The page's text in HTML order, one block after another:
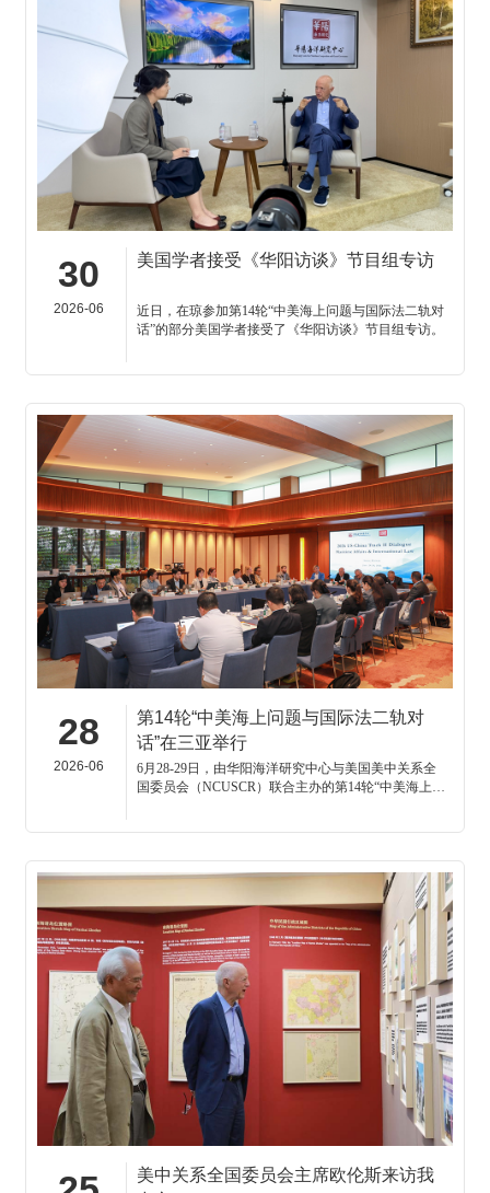
30
2026-06
美国学者接受《华阳访谈》节目组专访
近日，在琼参加第14轮“中美海上问题与国际法二轨对
话”的部分美国学者接受了《华阳访谈》节目组专访。
28
2026-06
第14轮“中美海上问题与国际法二轨对
话”在三亚举行
6月28-29日，由华阳海洋研究中心与美国美中关系全
国委员会（NCUSCR）联合主办的第14轮“中美海上问
美中关系全国委员会主席欧伦斯来访我